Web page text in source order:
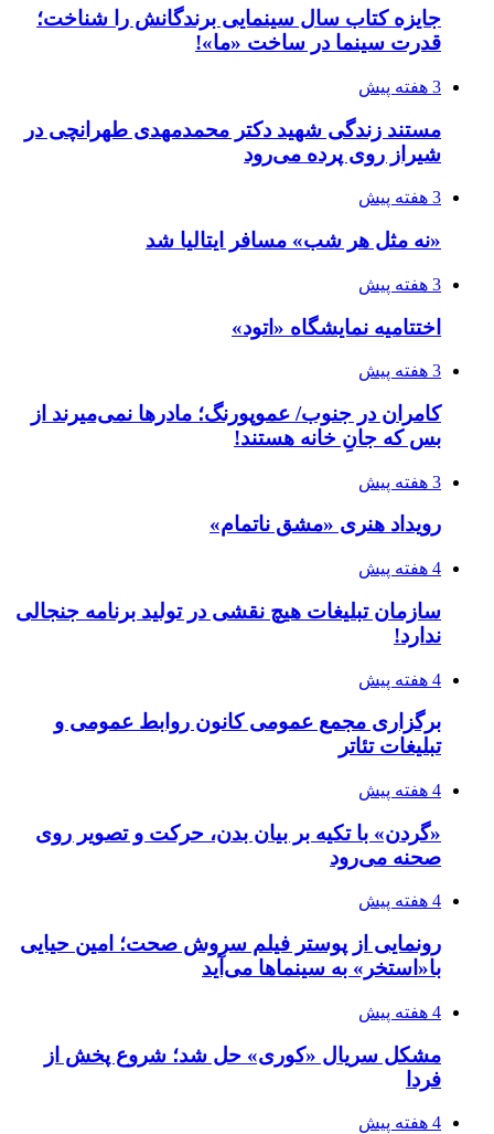
جایزه کتاب سال سینمایی برندگانش را شناخت؛
قدرت سینما در ساخت «ما»!
3 هفته پیش
مستند زندگی شهید دکتر محمدمهدی طهرانچی در
شیراز روی پرده می‌رود
3 هفته پیش
«نه مثل هر شب» مسافر ایتالیا شد
3 هفته پیش
اختتامیه نمایشگاه «اتود»
3 هفته پیش
کامران در جنوب/ عموپورنگ؛ مادرها نمی‌میرند از
بس که جانِ خانه هستند!
3 هفته پیش
رویداد هنری «مشق ناتمام»
4 هفته پیش
سازمان تبلیغات هیچ نقشی در تولید برنامه جنجالی
ندارد!
4 هفته پیش
برگزاری مجمع عمومی کانون روابط عمومی و
تبلیغات تئاتر
4 هفته پیش
«گردن» با تکیه بر بیان بدن، حرکت و تصویر روی
صحنه می‌رود
4 هفته پیش
رونمایی از پوستر فیلم سروش صحت؛ امین حیایی
با«استخر» به سینماها می‌آید
4 هفته پیش
مشکل سریال «کوری» حل شد؛ شروع پخش از
فردا
4 هفته پیش